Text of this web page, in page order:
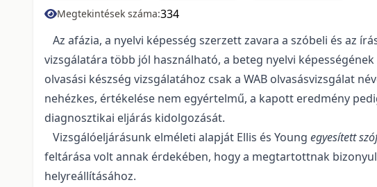
Megtekintések száma:334
Az afázia, a nyelvi képesség szerzett zavara a szóbeli és az
vizsgálatára több jól használható, a beteg nyelvi
olvasási készség vizsgálatához csak a WAB olvasásvizsgálat
nehézkes, értékelése nem egyértelmű, a kapott eredmény
diagnosztikai eljárás kidolgozását.
Vizsgálóeljárásunk elméleti alapját Ellis és Young egyesített
feltárása volt annak érdekében, hogy a megtartottnak
helyreállításához.